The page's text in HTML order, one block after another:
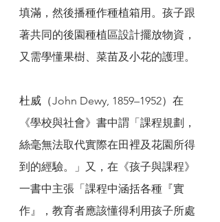
填滿，然後播種作種植箱用。孩子跟
著共同的後園種植區設計擺放物資，
又需學懂果樹、菜苗及小花的護理。
杜威（John Dewy, 1859–1952）在
《學校與社會》書中謂「課程規劃，
絲毫無法取代實際在田裡及花園所得
到的經驗。」又，在《孩子與課程》
一書中主張「課程中涵括各種『實
作』，教育者應該懂得利用孩子所處